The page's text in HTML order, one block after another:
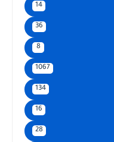
14
36
8
1067
134
16
28